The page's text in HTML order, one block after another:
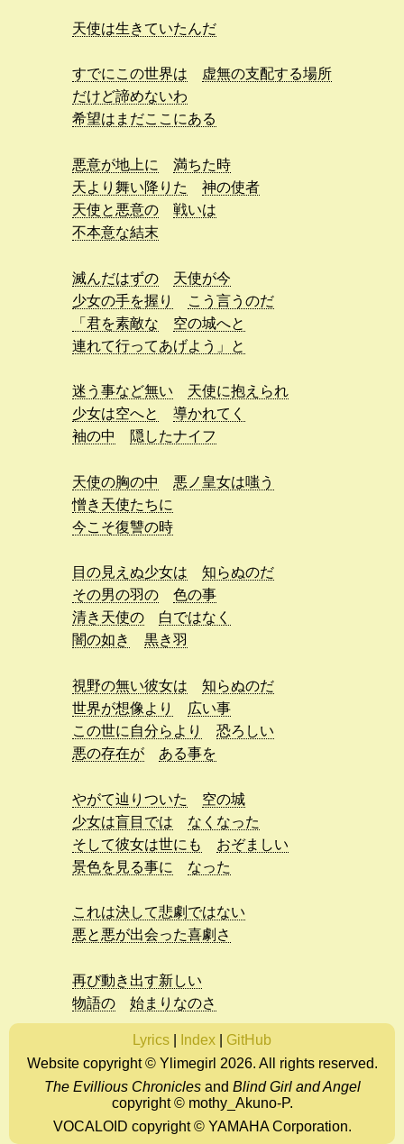
天使は生きていたんだ
すでにこの世界は
虚無の支配する場所
だけど諦めないわ
希望はまだここにある
悪意が地上に
満ちた時
天より舞い降りた
神の使者
天使と悪意の
戦いは
不本意な結末
滅んだはずの
天使が今
少女の手を握り
こう言うのだ
「君を素敵な
空の城へと
連れて行ってあげよう」と
迷う事など無い
天使に抱えられ
少女は空へと
導かれてく
袖の中
隠したナイフ
天使の胸の中
悪ノ皇女は嗤う
憎き天使たちに
今こそ復讐の時
目の見えぬ少女は
知らぬのだ
その男の羽の
色の事
清き天使の
白ではなく
闇の如き
黒き羽
視野の無い彼女は
知らぬのだ
世界が想像より
広い事
この世に自分らより
恐ろしい
悪の存在が
ある事を
やがて辿りついた
空の城
少女は盲目では
なくなった
そして彼女は世にも
おぞましい
景色を見る事に
なった
これは決して悲劇ではない
悪と悪が出会った喜劇さ
再び動き出す新しい
物語の
始まりなのさ
Lyrics Index
GitHub
Website copyright © Ylimegirl 2026. All rights reserved.
The Evillious Chroniclesand Blind Girl and Angel
copyright © mothy_Akuno-P.
VOCALOID copyright © YAMAHA Corporation.